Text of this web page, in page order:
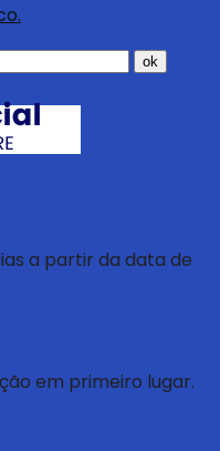
ok
a partir da data de
em primeiro lugar.